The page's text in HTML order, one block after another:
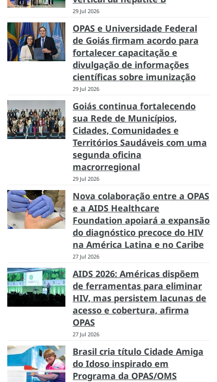
29 Jul 2026
OPAS e Universidade Federal
de Goiás firmam acordo para
fortalecer capacitação e
divulgação de informações
científicas sobre imunização
29 Jul 2026
Goiás continua fortalecendo
sua Rede de Municípios,
Cidades, Comunidades e
Territórios Saudáveis com uma
segunda oficina
macrorregional
29 Jul 2026
Nova colaboração entre a OPAS
e a AIDS Healthcare
Foundation apoiará a expansão
do diagnóstico precoce do HIV
na América Latina e no Caribe
27 Jul 2026
AIDS 2026: Américas dispõem
de ferramentas para eliminar
HIV, mas persistem lacunas de
acesso e cobertura, afirma
OPAS
27 Jul 2026
Brasil cria título Cidade Amiga
do Idoso inspirado em
Programa da OPAS/OMS